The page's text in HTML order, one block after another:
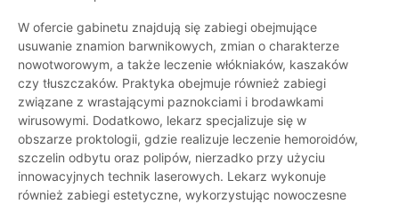
W ofercie gabinetu znajdują się zabiegi obejmujące
usuwanie znamion barwnikowych, zmian o charakterze
nowotworowym, a także leczenie włókniaków, kaszaków
czy tłuszczaków. Praktyka obejmuje również zabiegi
związane z wrastającymi paznokciami i brodawkami
wirusowymi. Dodatkowo, lekarz specjalizuje się w
obszarze proktologii, gdzie realizuje leczenie hemoroidów,
szczelin odbytu oraz polipów, nierzadko przy użyciu
innowacyjnych technik laserowych. Lekarz wykonuje
również zabiegi estetyczne, wykorzystując nowoczesne